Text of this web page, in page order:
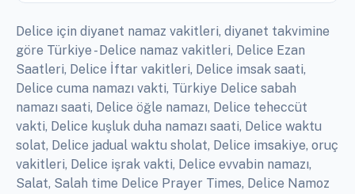
Delice için diyanet namaz vakitleri, diyanet takvimine
göre Türkiye - Delice namaz vakitleri, Delice Ezan
Saatleri, Delice İftar vakitleri, Delice imsak saati,
Delice cuma namazı vakti, Türkiye Delice sabah
namazı saati, Delice öğle namazı, Delice teheccüt
vakti, Delice kuşluk duha namazı saati, Delice waktu
solat, Delice jadual waktu sholat, Delice imsakiye, oruç
vakitleri, Delice işrak vakti, Delice evvabin namazı,
Salat, Salah time Delice Prayer Times, Delice Namoz